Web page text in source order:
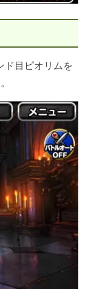
ド目ピオリムを